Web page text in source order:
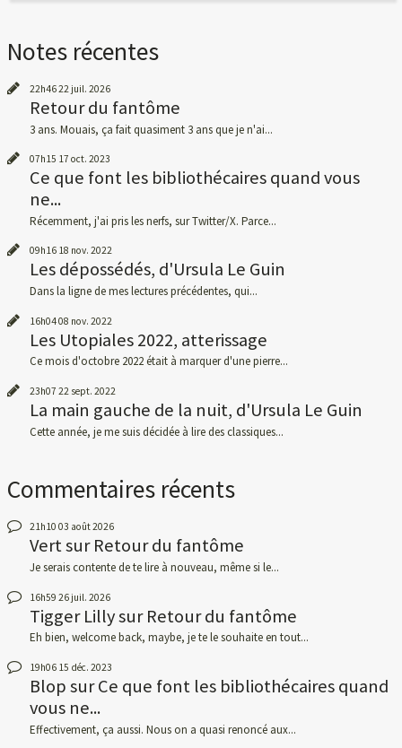
Notes récentes
22h4622 juil. 2026
Retour du fantôme
3 ans. Mouais, ça fait quasiment 3 ans que je n'ai...
07h15 17 oct. 2023
Ce que font les bibliothécaires quand vous
ne...
Récemment, j'ai pris les nerfs, sur Twitter/X. Parce...
09h16 18 nov. 2022
Les dépossédés, d'Ursula Le Guin
Dans la ligne de mes lectures précédentes, qui...
16h0408 nov. 2022
Les Utopiales 2022, atterissage
Ce mois d'octobre 2022 était à marquer d'une pierre...
23h07 22 sept. 2022
La main gauche de la nuit, d'Ursula Le Guin
Cette année, je me suis décidée à lire des classiques...
Commentaires récents
21h10 03 août 2026
VertsurRetour du fantôme
Je serais contente de te lire à nouveau, même si le...
16h59 26 juil. 2026
Tigger LillysurRetour du fantôme
Eh bien, welcome back, maybe, je te le souhaite en tout...
19h06 15 déc. 2023
BlopsurCe que font les bibliothécaires quand
vous ne...
Effectivement, ça aussi. Nous on a quasi renoncé aux...